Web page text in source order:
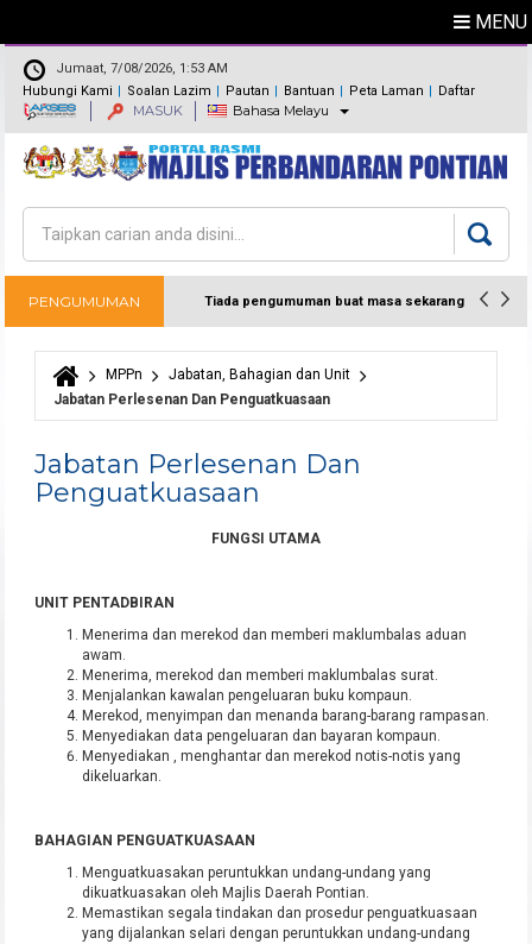
MENU
Jumaat, 7/08/2026, 1:53 AM
Hubungi Kami
Direktori
Soalan Lazim Pautan Bantuan Peta Laman Daftar
MASUK Bahasa Melayu
Borang carian
PENGUMUMAN Tiada pengumuman buat masa sekarang
Anda di sini
MPPn
Jabatan, Bahagian dan Unit
Jabatan Perlesenan Dan Penguatkuasaan
Jabatan Perlesenan Dan
Penguatkuasaan
FUNGSI UTAMA
UNIT PENTADBIRAN
Menerima dan merekod dan memberi maklumbalas aduan
awam.
Menerima, merekod dan memberi maklumbalas surat.
Menjalankan kawalan pengeluaran buku kompaun.
Merekod, menyimpan dan menanda barang-barang rampasan.
Menyediakan data pengeluaran dan bayaran kompaun.
Menyediakan , menghantar dan merekod notis-notis yang
dikeluarkan.
BAHAGIAN PENGUATKUASAAN
Menguatkuasakan peruntukkan undang-undang yang
dikuatkuasakan oleh Majlis Daerah Pontian.
Memastikan segala tindakan dan prosedur penguatkuasaan
yang dijalankan selari dengan peruntukkan undang-undang